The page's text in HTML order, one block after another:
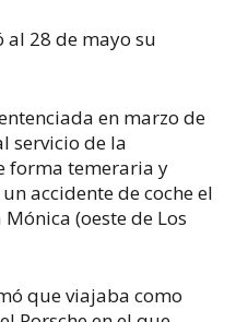
al 28 de mayo su
en marzo de
servicio de la
forma temeraria y
accidente de coche el
(oeste de Los
que viajaba como